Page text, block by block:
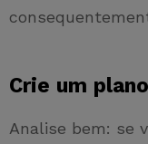
Crie um
Analise bem: se